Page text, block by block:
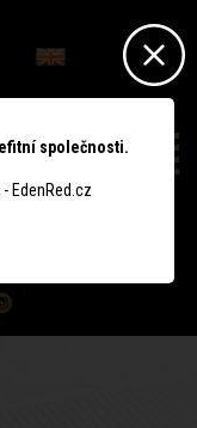
společnosti.
EdenRed.cz